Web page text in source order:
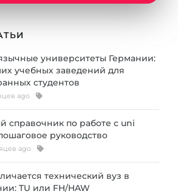
университеты Германии:
учебных заведений для
студентов
ago
справочник по работе с uni
руководство
ago
технический вуз в
TU или FH/HAW